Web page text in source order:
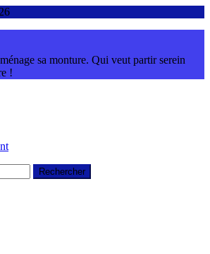
sa monture. Qui veut partir serein
!